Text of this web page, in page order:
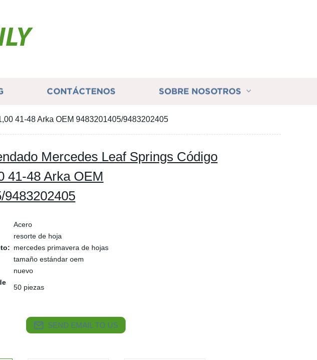
CONTÁCTENOS SOBRE NOSOTROS
41-48 Arka OEM 9483201405/9483202405
Mercedes Leaf Springs Código
41-48 Arka OEM
9483202405
Acero
resorte de hoja
mercedes primavera de hojas
tamaño estándar oem
nuevo
50 piezas
SEND EMAIL TO US